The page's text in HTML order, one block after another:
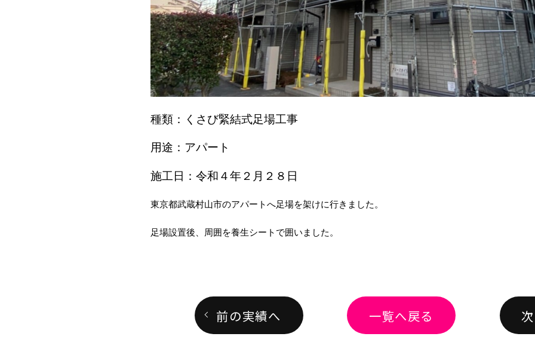
種類：くさび緊結式足場工事
用途：アパート
施工日：令和４年２月２８日
東京都武蔵村山市のアパートへ足場を架けに行きました。
足場設置後、周囲を養生シートで囲いました。
前の実績へ 一覧へ戻る